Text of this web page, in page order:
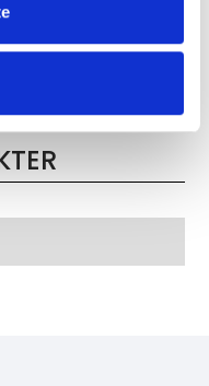
om dette